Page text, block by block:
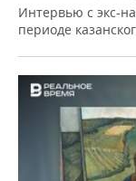
Интервью с экс-
периоде